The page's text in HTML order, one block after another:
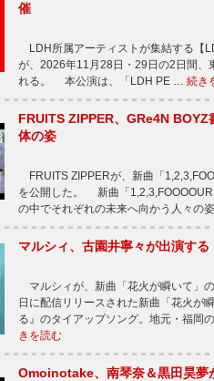
催
LDH所属アーティストが集結する【
が、2026年11月28日・29日の2日間、
れる。 本公演は、「LDH PE … 続き
FRUITS ZIPPER、GRe4N
体の姿
FRUITS ZIPPERが、新曲「
を公開した。 新曲「
の中でそれぞれの未来へ向かう人々の
マルシィ、古園井寧々が出演す
マルシィが、新曲「花火が瞬いて」
日に配信リリースされた新曲「花火が
る』のタイアップソング。地元・福岡
きを読む
Omoinotake、南琴奈＆黒田昊夢